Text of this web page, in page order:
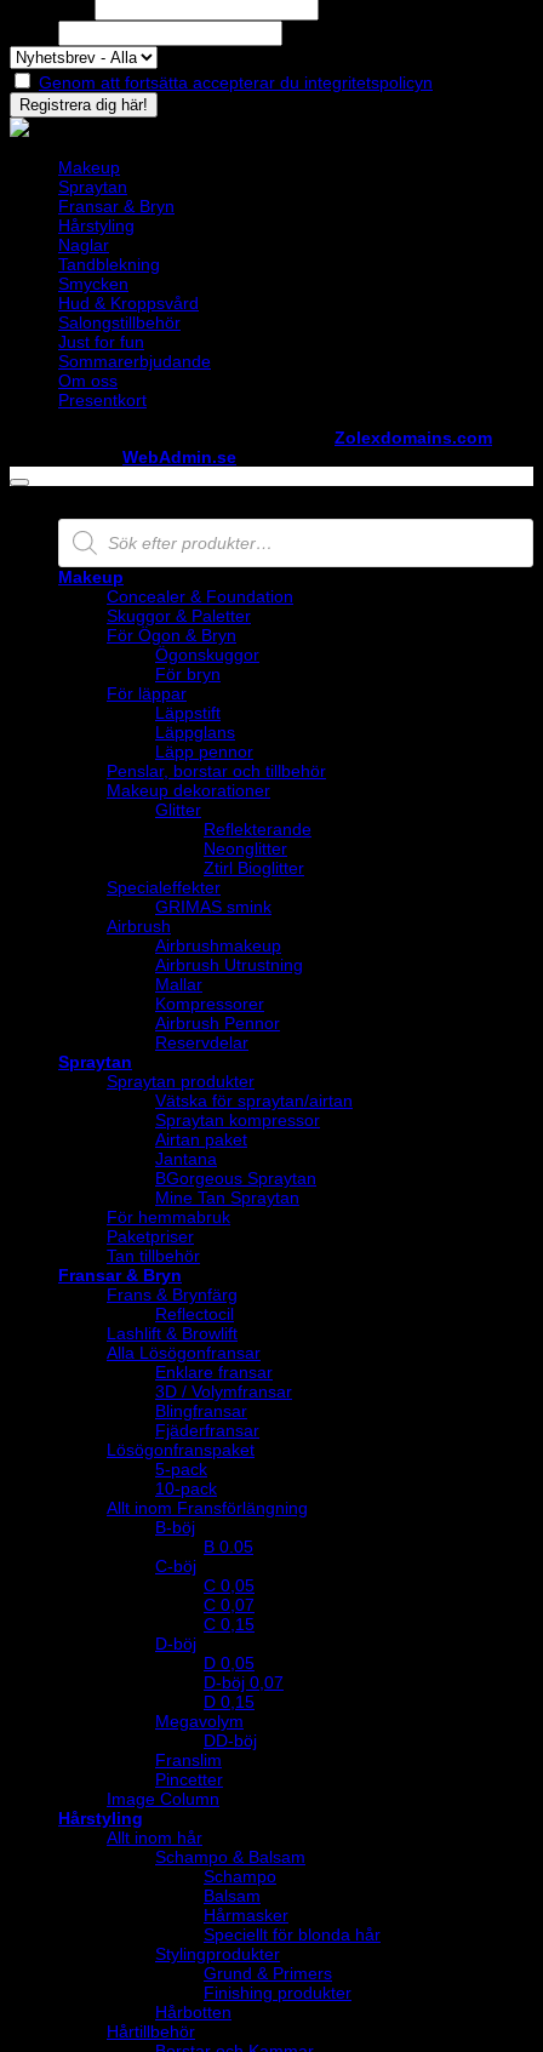
Genom att fortsätta accepterar du integritetspolicyn
Makeup
Spraytan
Fransar & Bryn
Hårstyling
Naglar
Tandblekning
Smycken
Hud & Kroppsvård
Salongstillbehör
Just for fun
Sommarerbjudande
Om oss
Presentkort
Zolexdomains.com
WebAdmin.se
Products
search
Makeup
Concealer & Foundation
Skuggor & Paletter
För Ögon & Bryn
Ögonskuggor
För bryn
För läppar
Läppstift
Läppglans
Läpp pennor
Penslar, borstar och tillbehör
Makeup dekorationer
Glitter
Reflekterande
Neonglitter
Ztirl Bioglitter
Specialeffekter
GRIMAS smink
Airbrush
Airbrushmakeup
Airbrush Utrustning
Mallar
Kompressorer
Airbrush Pennor
Reservdelar
Spraytan
Spraytan produkter
Vätska för spraytan/airtan
Spraytan kompressor
Airtan paket
Jantana
BGorgeous Spraytan
Mine Tan Spraytan
För hemmabruk
Paketpriser
Tan tillbehör
Fransar & Bryn
Frans & Brynfärg
Reflectocil
Lashlift & Browlift
Alla Lösögonfransar
Enklare fransar
3D / Volymfransar
Blingfransar
Fjäderfransar
Lösögonfranspaket
5-pack
10-pack
Allt inom Fransförlängning
B-böj
B 0.05
C-böj
C 0,05
C 0,07
C 0,15
D-böj
D 0,05
D-böj 0,07
D 0,15
Megavolym
DD-böj
Franslim
Pincetter
Image Column
Hårstyling
Allt inom hår
Schampo & Balsam
Schampo
Balsam
Hårmasker
Speciellt för blonda hår
Stylingprodukter
Grund & Primers
Finishing produkter
Hårbotten
Hårtillbehör